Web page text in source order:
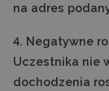
na adres
4. Negatywne
Uczestnika nie
dochodzenia